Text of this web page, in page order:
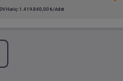
Hariç: 1.419.840,00 ₺/Adet